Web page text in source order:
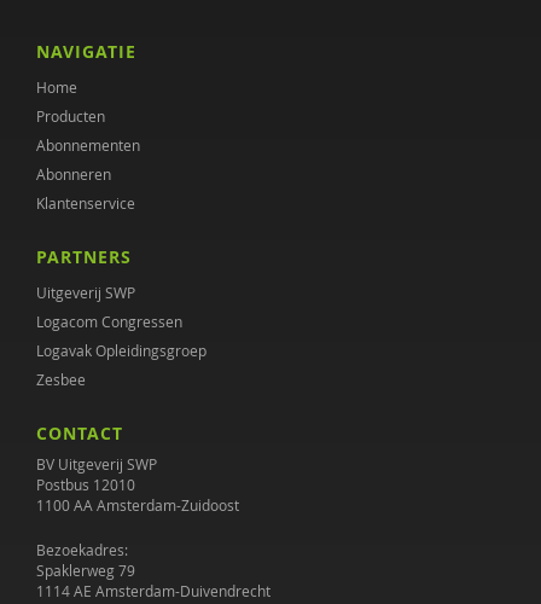
NAVIGATIE
Home
Producten
Abonnementen
Abonneren
Klantenservice
PARTNERS
Uitgeverij SWP
Logacom Congressen
Logavak Opleidingsgroep
Zesbee
CONTACT
BV Uitgeverij SWP
Postbus 12010
1100 AA Amsterdam-Zuidoost
Bezoekadres:
Spaklerweg 79
1114 AE Amsterdam-Duivendrecht